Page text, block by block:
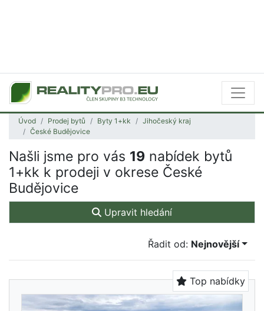
Úvod Prodej bytů Byty 1+kk
Jihočeský kraj
České Budějovice
Našli jsme pro vás 19 nabídek bytů
1+kk k prodeji v okrese České
Budějovice
Upravit hledání
Řadit od: Nejnovější
Top nabídky